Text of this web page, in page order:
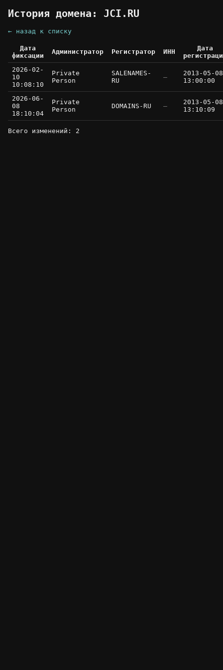
История домена: JCI.RU
← назад к списку
Дата
фиксации
Администратор Регистратор ИНН
Дата
2026-02-
10
10:08:10
Private
Person
SALENAMES-
RU
—
2013-05-08
13:00:00
2026-06-
08
18:10:04
Private
Person
DOMAINS-RU —
2013-05-08
13:10:09
Всего изменений: 2